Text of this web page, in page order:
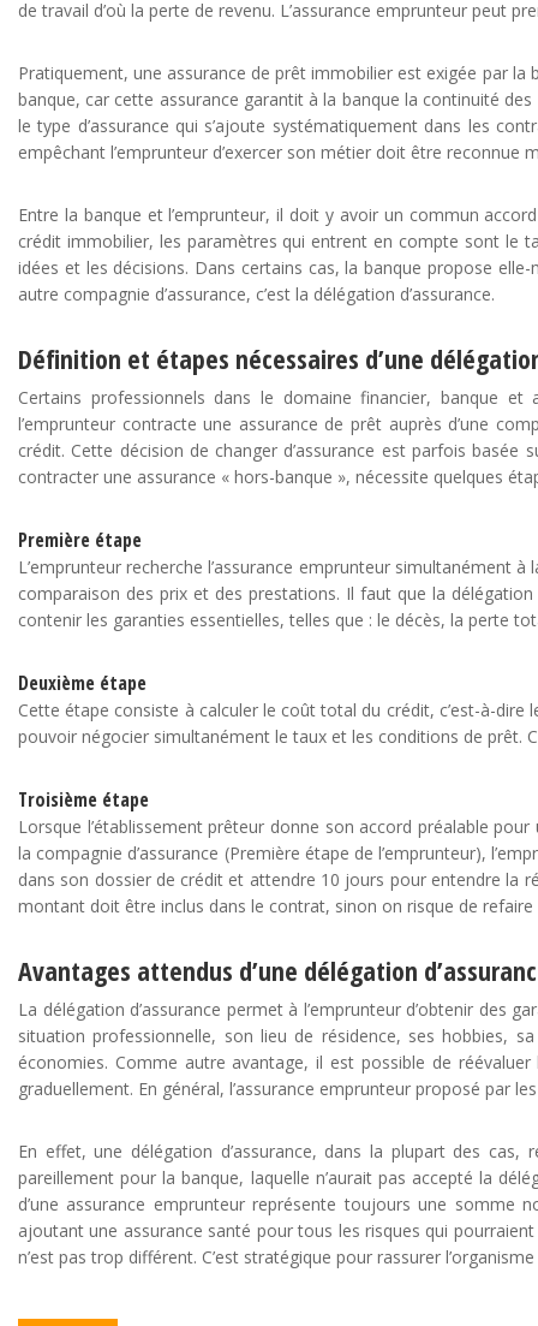
de travail d’où la perte de revenu. L’assurance emprunteur peut
Pratiquement, une assurance de prêt immobilier est exigée par la
banque, car cette assurance garantit à la banque la continuité
le type d’assurance qui s’ajoute systématiquement dans les
empêchant l’emprunteur d’exercer son métier doit être reconnue
Entre la banque et l’emprunteur, il doit y avoir un commun
crédit immobilier, les paramètres qui entrent en compte sont le
idées et les décisions. Dans certains cas, la banque propose
autre compagnie d’assurance, c’est la délégation d’assurance.
Définition et étapes nécessaires d’une
Certains professionnels dans le domaine financier, banque et
l’emprunteur contracte une assurance de prêt auprès d’une
crédit. Cette décision de changer d’assurance est parfois basée
contracter une assurance « hors-banque », nécessite quelques
Première étape
L’emprunteur recherche l’assurance emprunteur simultanément
comparaison des prix et des prestations. Il faut que la
contenir les garanties essentielles, telles que : le décès, la perte
Deuxième étape
Cette étape consiste à calculer le coût total du crédit, c’est-à-
pouvoir négocier simultanément le taux et les conditions de prêt.
Troisième étape
Lorsque l’établissement prêteur donne son accord préalable
la compagnie d’assurance (Première étape de l’emprunteur),
dans son dossier de crédit et attendre 10 jours pour entendre la
montant doit être inclus dans le contrat, sinon on risque de
Avantages attendus d’une délégation
La délégation d’assurance permet à l’emprunteur d’obtenir
situation professionnelle, son lieu de résidence, ses hobbies,
économies. Comme autre avantage, il est possible de
graduellement. En général, l’assurance emprunteur proposé par
En effet, une délégation d’assurance, dans la plupart des
pareillement pour la banque, laquelle n’aurait pas accepté la
d’une assurance emprunteur représente toujours une somme
ajoutant une assurance santé pour tous les risques qui
n’est pas trop différent. C’est stratégique pour rassurer